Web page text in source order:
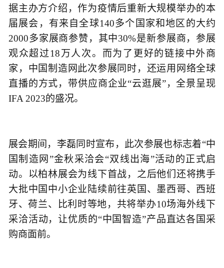
据主办方介绍，作为疫情后重新大规模举办的本
届展会，有来自全球140多个国家和地区的大约
2000多家展商参赞，其中30%是新参展商，参展
观众超过18万人次。而为了更好的链接中外商
家，中国制造网此次参展同时，还运用网络全球
直播的方式，带供应商企业“云逛展”，全景呈现
IFA 2023的盛况。
展会期间，李磊同时宣布，此次参展也标志着“中
国制造网”金秋采洽会“双线出海”活动的正式启
动。以柏林展会为线下首战，之后他们还将携手
大批中国中小企业陆续前往英国、墨西哥、西班
牙、荷兰、比利时等地，共将举办10场海外线下
采洽活动，让优质的“中国智造”产品直达各国采
购商面前。